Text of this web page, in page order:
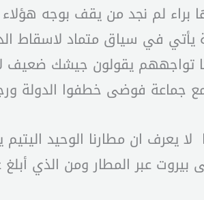
براء لم نجد من يقف بوجه
يأتي في سياق متماد لاسقاط
تواجههم يقولون جيشك ضعيف
ان مطارنا الوحيد
عبر المطار ومن الذي